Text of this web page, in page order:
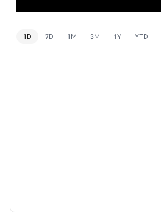
1D 7D 1M 3M 1Y YTD